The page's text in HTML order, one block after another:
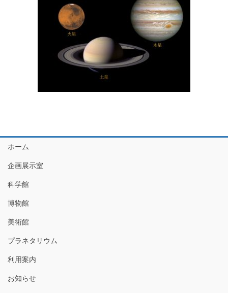
ホーム
企画展示室
科学館
博物館
美術館
プラネタリウム
利用案内
お知らせ